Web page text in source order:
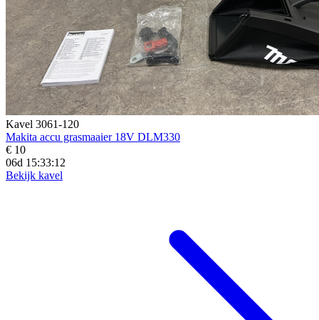
Kavel 3061-120
Makita accu grasmaaier 18V DLM330
€ 10
06d 15:33:11
Bekijk kavel